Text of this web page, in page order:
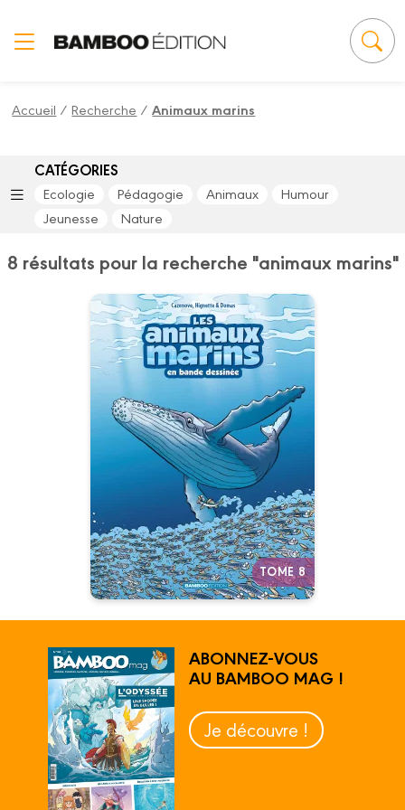
Accueil /Recherche /Animaux marins
CATÉGORIES
Ecologie Pédagogie Animaux
Humour
Jeunesse
Nature
8 résultats pour la recherche "animaux marins"
TOME 8
Les Animaux
marins en BD
Tome 08
Date de parution :
07/01/2026
Plongez dans le monde du
silence… pas si silencieux que
ça !
Autres tomes
ABONNEZ-VOUS
AU BAMBOO MAG !
Je découvre !